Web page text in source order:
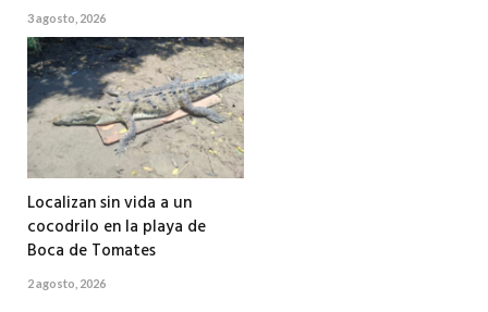
3 agosto, 2026
Localizan sin vida a un
cocodrilo en la playa de
Boca de Tomates
2 agosto, 2026